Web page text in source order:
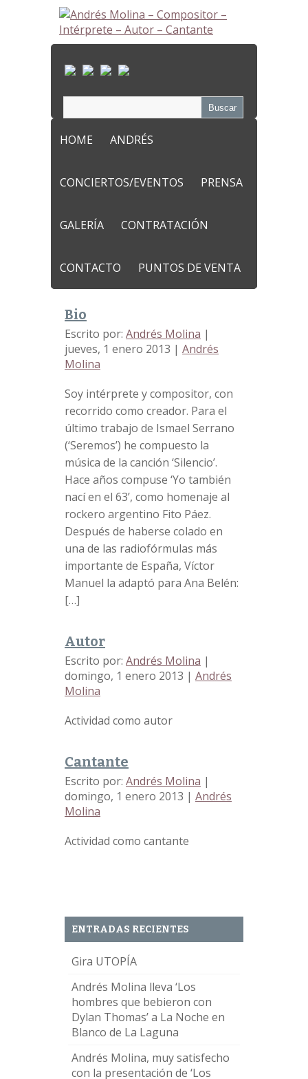
HOME ANDRÉS
CONCIERTOS/EVENTOS PRENSA
GALERÍA CONTRATACIÓN
CONTACTO PUNTOS DE VENTA
Bio
Escrito por: Andrés Molina |
jueves, 1 enero 2013 | Andrés
Molina
Soy intérprete y compositor, con
recorrido como creador. Para el
último trabajo de Ismael Serrano
(‘Seremos’) he compuesto la
música de la canción ‘Silencio’.
Hace años compuse ‘Yo también
nací en el 63’, como homenaje al
rockero argentino Fito Páez.
Después de haberse colado en
una de las radiofórmulas más
importante de España, Víctor
Manuel la adaptó para Ana Belén:
[…]
Autor
Escrito por: Andrés Molina |
domingo, 1 enero 2013 | Andrés
Molina
Actividad como autor
Cantante
Escrito por: Andrés Molina |
domingo, 1 enero 2013 | Andrés
Molina
Actividad como cantante
ENTRADAS RECIENTES
Gira UTOPÍA
Andrés Molina lleva ‘Los
hombres que bebieron con
Dylan Thomas’ a La Noche en
Blanco de La Laguna
Andrés Molina, muy satisfecho
con la presentación de ‘Los